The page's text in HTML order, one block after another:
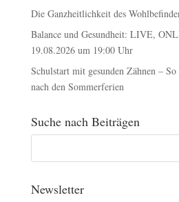
Die Ganzheitlichkeit des
Balance und Gesundheit: LIVE,
19.08.2026 um 19:00 Uhr
Schulstart mit gesunden Zähnen –
nach den Sommerferien
Suche nach Beiträgen
Newsletter